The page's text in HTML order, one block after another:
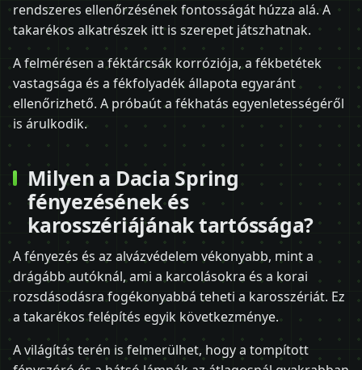
rendszeres ellenőrzésének fontosságát húzza alá. A
takarékos alkatrészek itt is szerepet játszhatnak.
A felmérésen a féktárcsák korróziója, a fékbetétek
vastagsága és a fékfolyadék állapota egyaránt
ellenőrizhető. A próbaút a fékhatás egyenletességéről
is árulkodik.
Milyen a Dacia Spring
fényezésének és
karosszériájának tartóssága?
A fényezés és az alvázvédelem vékonyabb, mint a
drágább autóknál, ami a karcolásokra és a korai
rozsdásodásra fogékonyabbá teheti a karosszériát. Ez
a takarékos felépítés egyik következménye.
A világítás terén is felmerülhet, hogy a tompított